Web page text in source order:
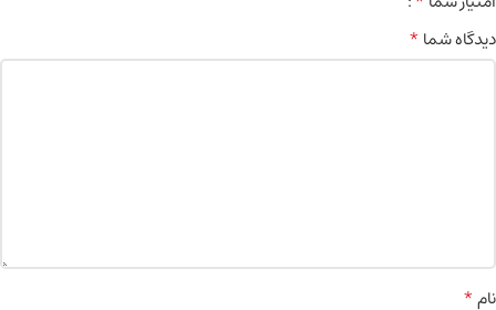
دیدگاه شما*
نام*